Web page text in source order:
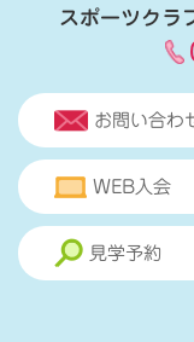
スポーツクラ
お問い合わ
WEB入会
見学予約